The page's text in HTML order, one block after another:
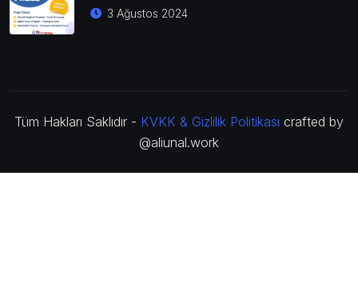
3 Ağustos 2024
Tüm Hakları Saklıdır - KVKK & Gizlilik Politikası crafted by
@aliunal.work